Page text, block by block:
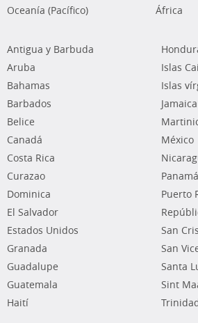
Oceanía (Pacífico)
África
Antigua y Barbuda
Aruba
Bahamas
Barbados
Belice
Canadá
Costa Rica
Curazao
Dominica
El Salvador
Estados Unidos
Granada
Guadalupe
Guatemala
Haití
Islas
Islas
Jamaica
México
Panamá
Puerto
San
San
Santa
Sint